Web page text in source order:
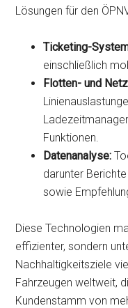
Lösungen für den
Ticketing-
einschließlich
Flotten- und
Funktionen.
Datenanalyse:
darunter
sowie
Diese Technologien
effizienter, sondern
Nachhaltigkeitsziele
Fahrzeugen weltweit,
Kundenstamm von